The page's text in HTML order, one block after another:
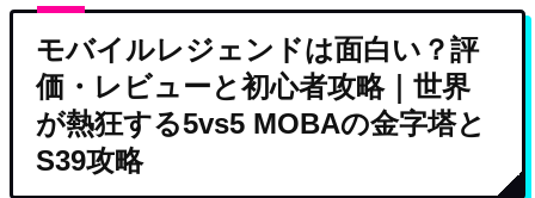
モバイルレジェンドは面白い？評
価・レビューと初心者攻略｜世界
が熱狂する5vs5 MOBAの金字塔と
S39攻略